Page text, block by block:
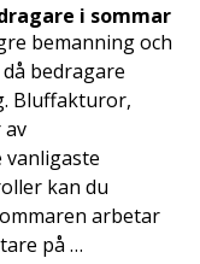
i sommar
bemanning och
bedragare
Bluffakturor,
av
kan du
arbetar
på …